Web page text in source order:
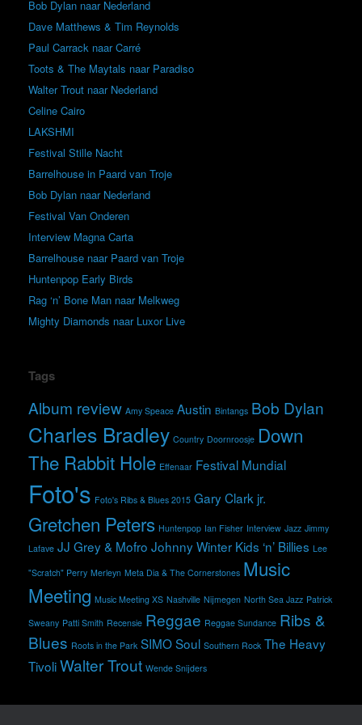
Bob Dylan naar Nederland
Dave Matthews & Tim Reynolds
Paul Carrack naar Carré
Toots & The Maytals naar Paradiso
Walter Trout naar Nederland
Celine Cairo
LAKSHMI
Festival Stille Nacht
Barrelhouse in Paard van Troje
Bob Dylan naar Nederland
Festival Van Onderen
Interview Magna Carta
Barrelhouse naar Paard van Troje
Huntenpop Early Birds
Rag ‘n’ Bone Man naar Melkweg
Mighty Diamonds naar Luxor Live
Tags
Album review Amy Speace Austin Bintangs Bob Dylan
Charles Bradley Country Doornroosje Down
The Rabbit Hole Effenaar Festival Mundial
Foto's Foto's Ribs & Blues 2015 Gary Clark jr.
Gretchen Peters Huntenpop Ian Fisher Interview Jazz Jimmy
Lafave JJ Grey & Mofro Johnny Winter Kids ‘n’ Billies Lee
"Scratch" Perry Merleyn Meta Dia & The Cornerstones Music
Meeting Music Meeting XS Nashville Nijmegen North Sea Jazz Patrick
Sweany Patti Smith Recensie Reggae Reggae Sundance Ribs &
Blues Roots in the Park SIMOSoul Southern Rock The Heavy
TivoliWalter Trout Wende Snijders